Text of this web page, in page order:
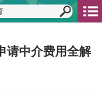
请中介费用全解